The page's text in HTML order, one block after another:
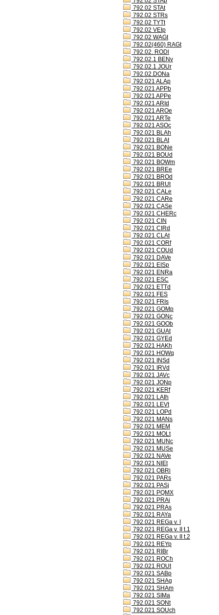
792.02 STAt
792.02 STRs
792.02 TYTt
792.02 VEIp
792.02 WAGt
792.02(460) RAGt
792.02. RODl
792.02.1 BENv
792.02.1 JOUr
792.02.DONa
792.021 ALAp
792.021 APPb
792.021 APPe
792.021 ARId
792.021 AROe
792.021 ARTe
792.021 ASOc
792.021 BLAh
792.021 BLAt
792.021 BONe
792.021 BOUd
792.021 BOWm
792.021 BREe
792.021 BROd
792.021 BRUt
792.021 CALe
792.021 CARe
792.021 CASe
792.021 CHERc
792.021 CIN
792.021 CIRd
792.021 CLAt
792.021 CORf
792.021 COUd
792.021 DAVe
792.021 EISp
792.021 ENRa
792.021 ESC
792.021 ETTd
792.021 FES
792.021 FRIs
792.021 GOMp
792.021 GONc
792.021 GOOb
792.021 GUAt
792.021 GYEd
792.021 HAKh
792.021 HOWq
792.021 INSd
792.021 IRVd
792.021 JAVc
792.021 JONp
792.021 KERf
792.021 LAIh
792.021 LEVt
792.021 LOPd
792.021 MANs
792.021 MEM
792.021 MOLt
792.021 MUNc
792.021 MUSe
792.021 NAVe
792.021 NIEt
792.021 OBRi
792.021 PARs
792.021 PASj
792.021 PQMX
792.021 PRAi
792.021 PRAs
792.021 RAYa
792.021 REGa v. I
792.021 REGa v. II t.1
792.021 REGa v. II t.2
792.021 REYp
792.021 RIBr
792.021 ROCh
792.021 ROUt
792.021 SABp
792.021 SHAg
792.021 SHAm
792.021 SIMa
792.021 SONt
792.021 SOUch